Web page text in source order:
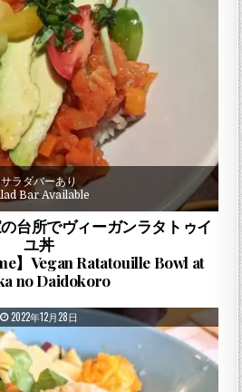
サラダバーあり
Bar Available
の台所でヴィーガンラタトゥイ
ユ丼
】Vegan Ratatouille Bowl at
no Daidokoro
PUBLISHED DATE:
2022年12月28日